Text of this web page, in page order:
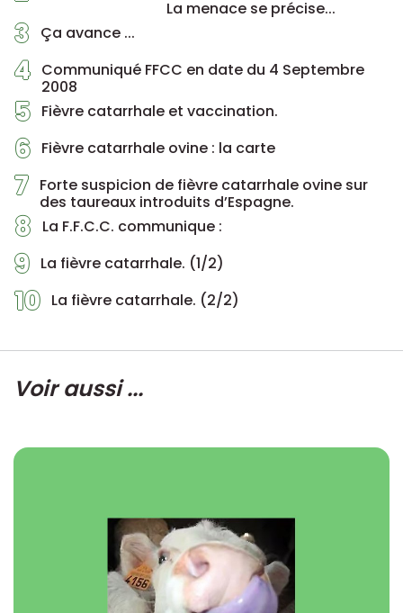
La menace se précise...
3 Ça avance ...
4 Communiqué FFCC en date du 4 Septembre
2008
5 Fièvre catarrhale et vaccination.
6 Fièvre catarrhale ovine : la carte
7 Forte suspicion de fièvre catarrhale ovine sur
des taureaux introduits d’Espagne.
8 La F.F.C.C. communique :
9 La fièvre catarrhale. (1/2)
10 La fièvre catarrhale. (2/2)
Voir aussi ...